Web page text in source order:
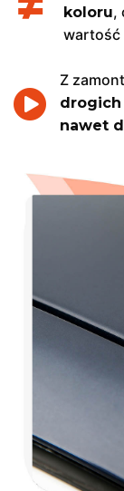
koloru,
wartość
Z
drogich
nawet